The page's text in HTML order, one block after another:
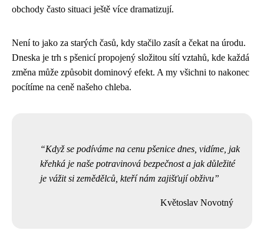
obchody často situaci ještě více dramatizují.
Není to jako za starých časů, kdy stačilo zasít a čekat na úrodu.
Dneska je trh s pšenicí propojený složitou sítí vztahů, kde každá
změna může způsobit dominový efekt. A my všichni to nakonec
pocítíme na ceně našeho chleba.
Když se podíváme na cenu pšenice dnes, vidíme, jak
křehká je naše potravinová bezpečnost a jak důležité
je vážit si zemědělců, kteří nám zajišťují obživu
Květoslav Novotný